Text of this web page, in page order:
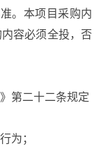
。 本项目采购内
容必须全投，否
第二十二条规定
为；